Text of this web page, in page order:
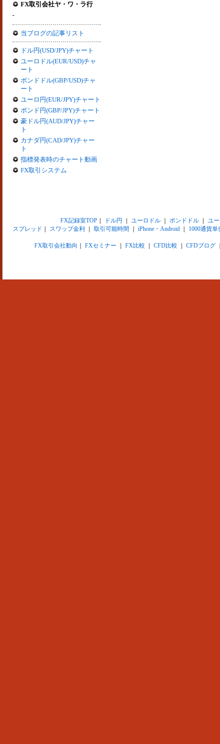
FX取引会社ヤ・ワ・ラ行
-
当ブログの記事リスト
ドル円(USD/JPY)チャート
ユーロドル(EUR/USD)チャ
ート
ポンドドル(GBP/USD)チャ
ート
ユーロ円(EUR/JPY)チャート
ポンド円(GBP/JPY)チャート
豪ドル円(AUD/JPY)チャー
ト
カナダ円(CAD/JPY)チャー
ト
指標発表時のチャート動画
FX取引システム
FX記録室TOP｜ ドル円 ユーロドル｜ ポンドドル｜ ユ
スプレッド
スワップ金利 取引可能時間 iPhone・Android 1000通貨単
FX取引会社動向 FXセミナー FX比較 CFD比較 CFDブログ